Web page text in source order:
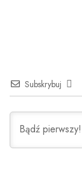
Subskrybuj